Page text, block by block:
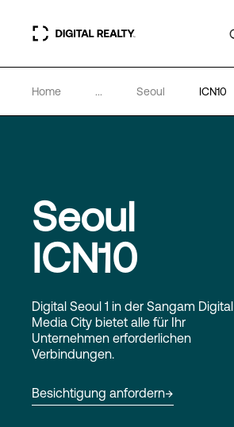
Rechenzentren
Partner
Wissenswertes
Über uns
Language
Login
Home ... Seoul ICN10
Seoul
ICN10
Digital Seoul 1 in der Sangam Digital
Media City bietet alle für Ihr
Unternehmen erforderlichen
Verbindungen.
Besichtigung anfordern